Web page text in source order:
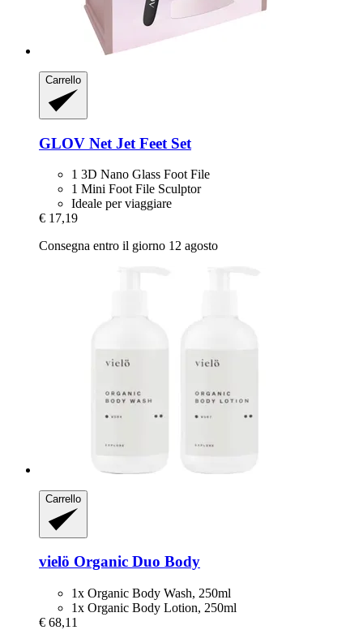
Carrello
GLOV Net Jet Feet Set
1 3D Nano Glass Foot File
1 Mini Foot File Sculptor
Ideale per viaggiare
€ 17,19
Consegna entro il giorno 12 agosto
Carrello
vielö Organic Duo Body
1x Organic Body Wash, 250ml
1x Organic Body Lotion, 250ml
€ 68,11